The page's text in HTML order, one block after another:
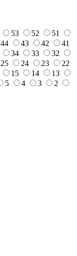
53 52
51
44 43 42
41
34 33
32
25 24 23
22
15 14
13
5 4 3
2